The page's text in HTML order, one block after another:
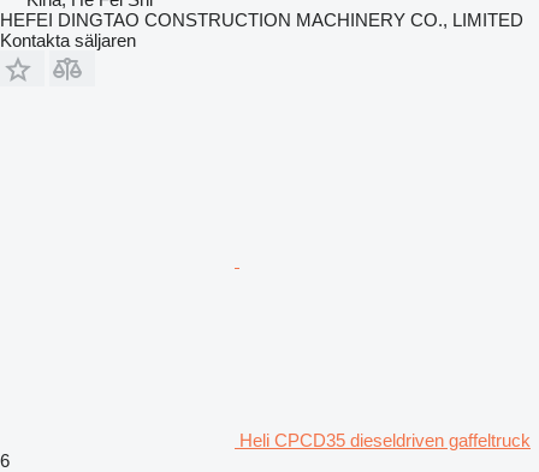
HEFEI DINGTAO CONSTRUCTION MACHINERY CO., LIMITED
Kontakta säljaren
Heli CPCD35 dieseldriven gaffeltruck
6